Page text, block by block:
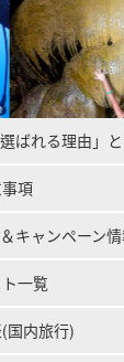
洞，請點選此處
探索神秘的「南瓜
照與接送諮詢服務
始時間9:30-11:30 /
要時間：約 2 小時。
12,000 日圓。 →
始時間8:30-10:00 /
ばれる理由」
項
キャンペーン
一覧
国内旅行)